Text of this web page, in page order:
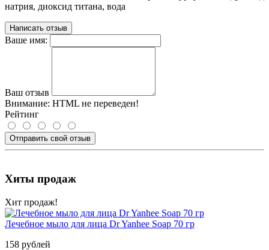
натрия, диоксид титана, вода
Написать отзыв
Ваше имя:
Ваш отзыв
Внимание: HTML не переведен!
Рейтинг
Отправить свой отзыв
Хиты продаж
Хит продаж!
Лечебное мыло для лица Dr Yanhee Soap 70 гр
158 рублей